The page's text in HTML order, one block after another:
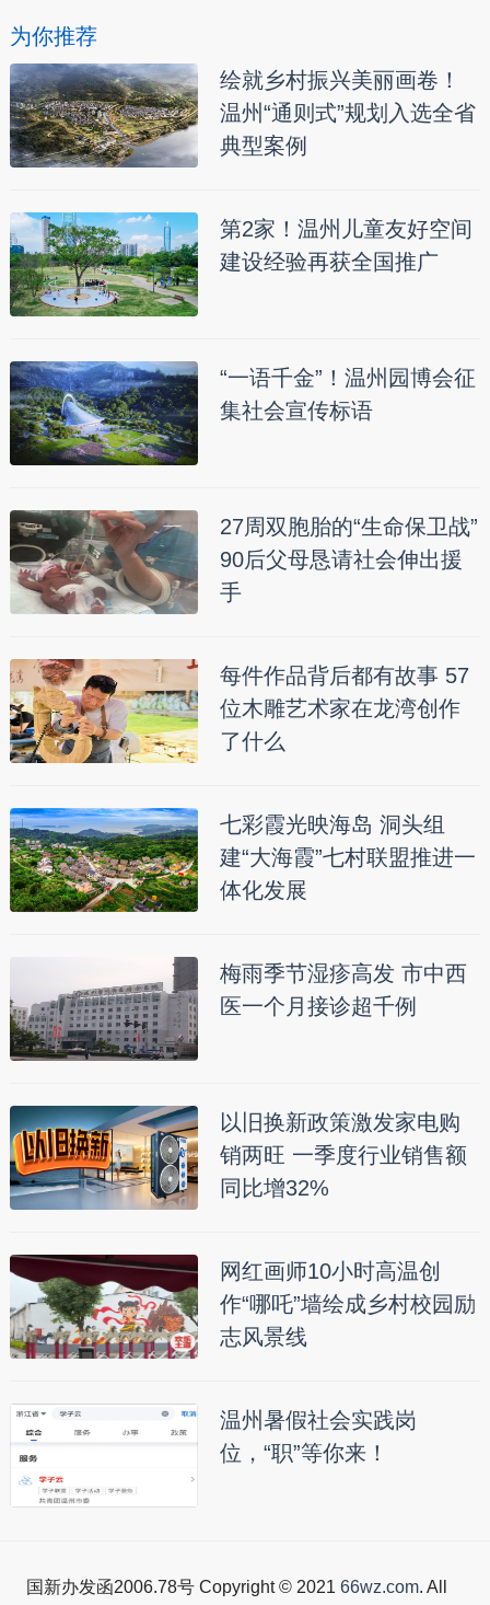
为你推荐
绘就乡村振兴美丽画卷！
温州“通则式”规划入选全省
典型案例
第2家！温州儿童友好空间
建设经验再获全国推广
“一语千金”！温州园博会征
集社会宣传标语
27周双胞胎的“生命保卫战”
90后父母恳请社会伸出援
手
每件作品背后都有故事 57
位木雕艺术家在龙湾创作
了什么
七彩霞光映海岛 洞头组
建“大海霞”七村联盟推进一
体化发展
梅雨季节湿疹高发 市中西
医一个月接诊超千例
以旧换新政策激发家电购
销两旺 一季度行业销售额
同比增32%
网红画师10小时高温创
作“哪吒”墙绘成乡村校园励
志风景线
温州暑假社会实践岗
位，“职”等你来！
国新办发函2006.78号 Copyright © 2021 66wz.com. All